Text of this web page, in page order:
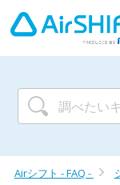
Airシフト - FAQ -